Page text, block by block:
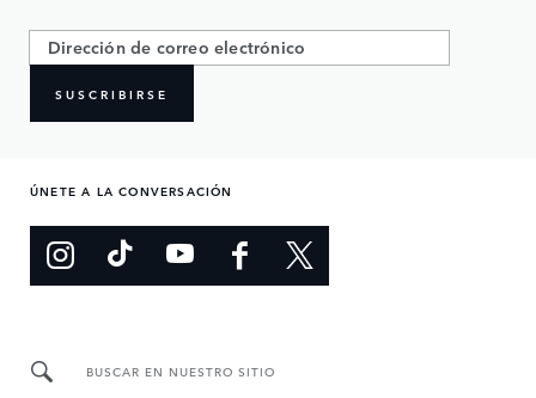
SUSCRIBIRSE
ÚNETE A LA CONVERSACIÓN
BUSCAR EN NUESTRO SITIO